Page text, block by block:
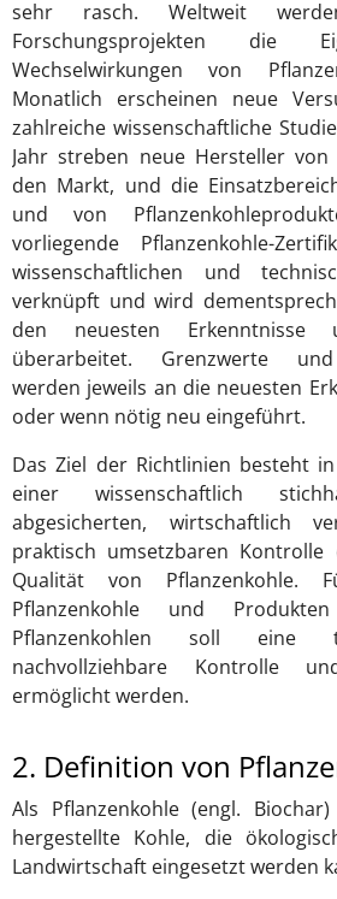
sehr rasch. Weltweit
Forschungsprojekten die
Wechselwirkungen von
Monatlich erscheinen neue
zahlreiche wissenschaftliche
Jahr streben neue Hersteller von
den Markt, und die
und von
vorliegende Pflanzenkohle-
wissenschaftlichen und
verknüpft und wird
den neuesten Erkenntnisse
überarbeitet. Grenzwerte und
werden jeweils an die neuesten
oder wenn nötig neu eingeführt.
Das Ziel der Richtlinien besteht
einer wissenschaftlich
abgesicherten, wirtschaftlich
praktisch umsetzbaren
Qualität von Pflanzenkohle.
Pflanzenkohle und
Pflanzenkohlen soll eine
nachvollziehbare Kontrolle
ermöglicht werden.
2. Definition von
Als Pflanzenkohle (engl.
hergestellte Kohle, die
Landwirtschaft eingesetzt werden